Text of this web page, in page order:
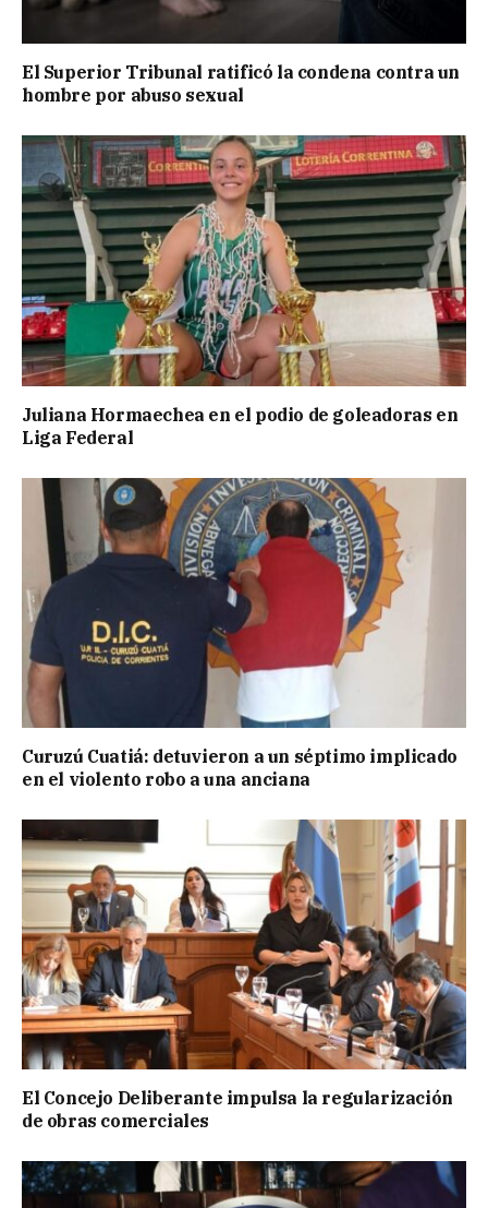
El Superior Tribunal ratificó la condena contra un
hombre por abuso sexual
Juliana Hormaechea en el podio de goleadoras en
Liga Federal
Curuzú Cuatiá: detuvieron a un séptimo implicado
en el violento robo a una anciana
El Concejo Deliberante impulsa la regularización
de obras comerciales